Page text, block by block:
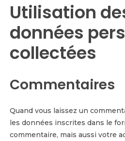
Utilisation
données
collectées
Commentaires
Quand vous laissez un
les données inscrites dans le
commentaire, mais aussi votre